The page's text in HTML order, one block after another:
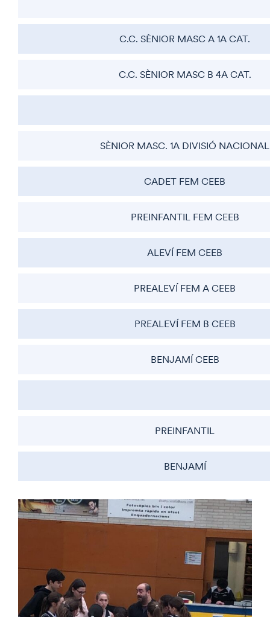
C.C. SÈNIOR MASC A 1A CAT.
C.C. SÈNIOR MASC B 4A CAT.
SÈNIOR MASC. 1A DIVISIÓ NACIONAL
CADET FEM CEEB
PREINFANTIL FEM CEEB
ALEVÍ FEM CEEB
PREALEVÍ FEM A CEEB
PREALEVÍ FEM B CEEB
BENJAMÍ CEEB
PREINFANTIL
BENJAMÍ